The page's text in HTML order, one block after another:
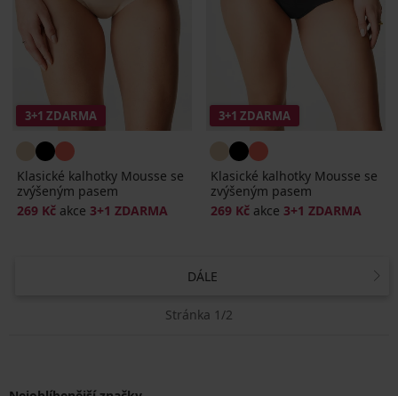
3+1 ZDARMA
Klasické kalhotky Mousse se
zvýšeným pasem
269 Kč akce 3+1 ZDARMA
3+1 ZDARMA
Klasické kalhotky Mousse se
zvýšeným pasem
269 Kč akce 3+1 ZDARMA
DÁLE
Stránka 1/2